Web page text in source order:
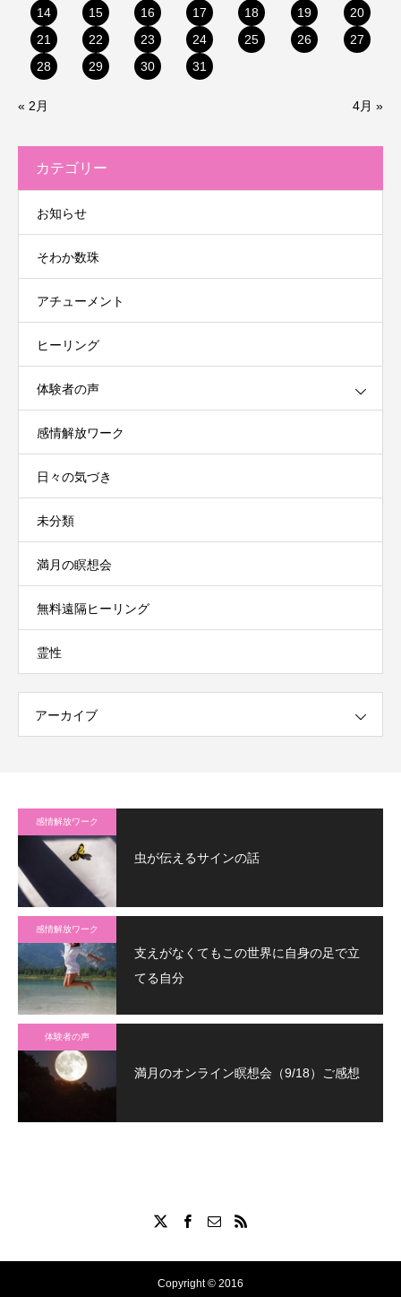
14
15 16 17 18 19
20
21
22 23 24 25 26
27
28
29 30 31
« 2月 4月 »
カテゴリー
お知らせ
そわか数珠
アチューメント
ヒーリング
体験者の声
感情解放ワーク
日々の気づき
未分類
満月の瞑想会
無料遠隔ヒーリング
霊性
アーカイブ
感情解放ワーク
虫が伝えるサインの話
感情解放ワーク
支えがなくてもこの世界に自身の足で立
てる自分
体験者の声
満月のオンライン瞑想会（9/18）ご感想
Copyright © 2016